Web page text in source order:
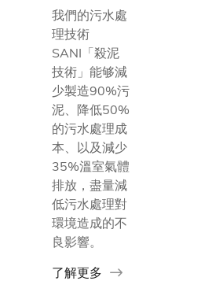
我們的污水處
理技術
SANI「殺泥
技術」能够減
少製造90%污
泥、降低50%
的污水處理成
本、以及減少
35%溫室氣體
排放，盡量減
低污水處理對
環境造成的不
良影響。
了解更多